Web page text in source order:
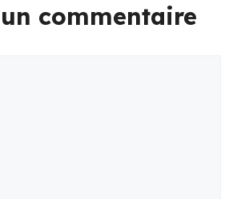
commentaire